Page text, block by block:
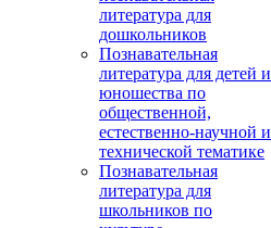
литература для
дошкольников
Познавательная
литература для детей и
юношества по
общественной,
естественно-научной и
технической тематике
Познавательная
литература для
школьников по